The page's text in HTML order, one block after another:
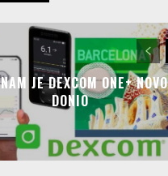
JE DEXCOM ONE+ NOVO
DONIO